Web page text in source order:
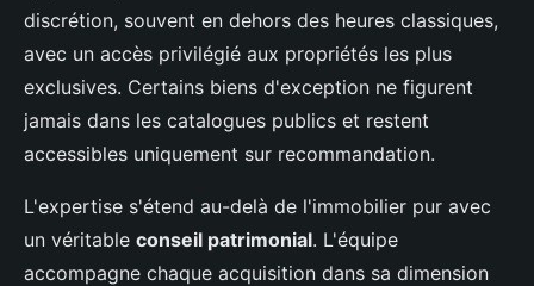
discrétion, souvent en dehors des heures classiques,
avec un accès privilégié aux propriétés les plus
exclusives. Certains biens d'exception ne figurent
jamais dans les catalogues publics et restent
accessibles uniquement sur recommandation.
L'expertise s'étend au-delà de l'immobilier pur avec
un véritable conseil patrimonial. L'équipe
accompagne chaque acquisition dans sa dimension